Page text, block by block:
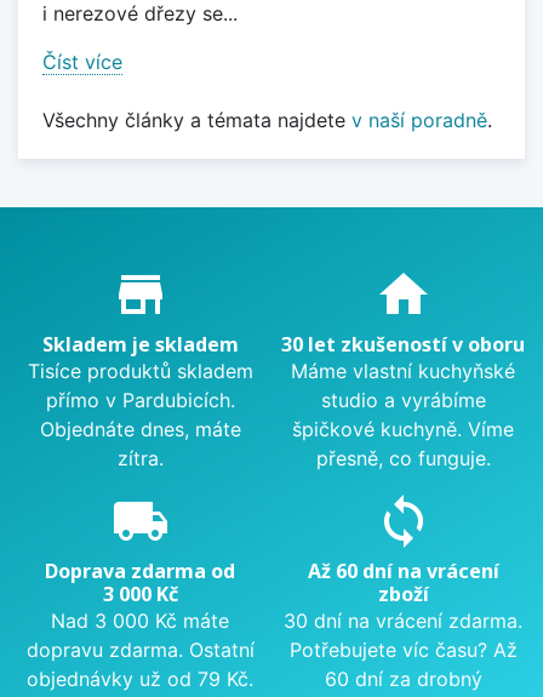
i nerezové dřezy se...
Číst více
Všechny články a témata najdete v naší poradně.
Proč nakupovat u nás?
store_mall_directory
Skladem je skladem
Tisíce produktů skladem
přímo v Pardubicích.
Objednáte dnes, máte
zítra.
home
30 let zkušeností v oboru
Máme vlastní kuchyňské
studio a vyrábíme
špičkové kuchyně. Víme
přesně, co funguje.
local_shipping
Doprava zdarma od
3 000 Kč
Nad 3 000 Kč máte
dopravu zdarma. Ostatní
objednávky už od 79 Kč.
sync
Až 60 dní na vrácení
zboží
30 dní na vrácení zdarma.
Potřebujete víc času? Až
60 dní za drobný